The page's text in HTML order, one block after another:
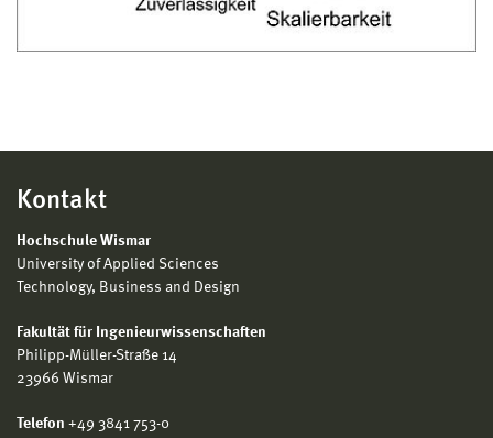
Kontakt
Hochschule Wismar
University of Applied Sciences
Technology, Business and Design
Fakultät für Ingenieurwissenschaften
Philipp-Müller-Straße 14
23966 Wismar
Telefon +49 3841 753-0